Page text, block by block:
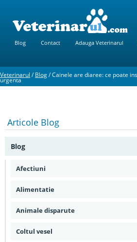
Blog Contact Adauga Veterinarul
Veterinarul /Blog/Cainele are diaree: ce poate
urgenta
Articole Blog
Blog
Afectiuni
Alimentatie
Animale disparute
Coltul vesel